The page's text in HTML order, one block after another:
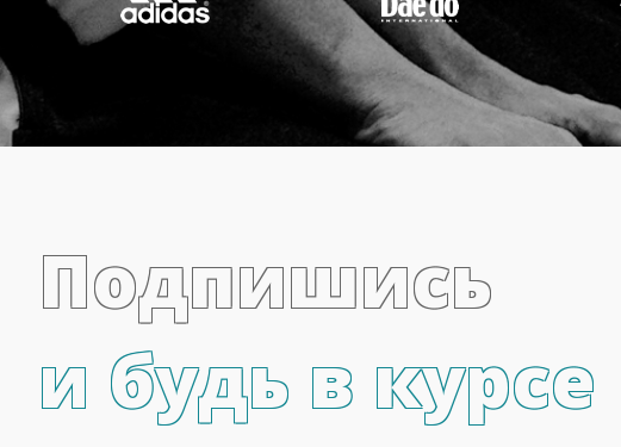
Подпишись
и будь в курсе